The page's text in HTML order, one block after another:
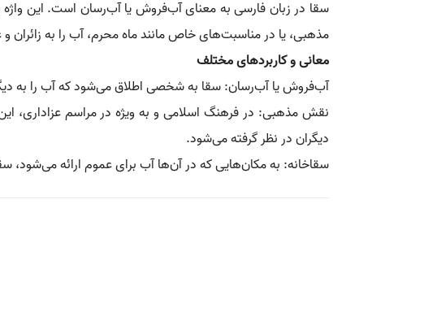
سقا در زبان فارسی به معنای آب‌فروش یا آب‌رسان است. این واژه
مذهبی، یا در مناسبت‌های خاص مانند ماه محرم، آب را به زائران و
معانی و کاربردهای مختلف
آب‌فروش یا آب‌رسان: سقا به شخصی اطلاق می‌شود که آب را به
نقش مذهبی: در فرهنگ اسلامی و به ویژه در مراسم عزاداری،
دیگران در نظر گرفته می‌شود.
سقاخانه: به مکان‌هایی که در آن‌ها آب برای عموم ارائه می‌شود،